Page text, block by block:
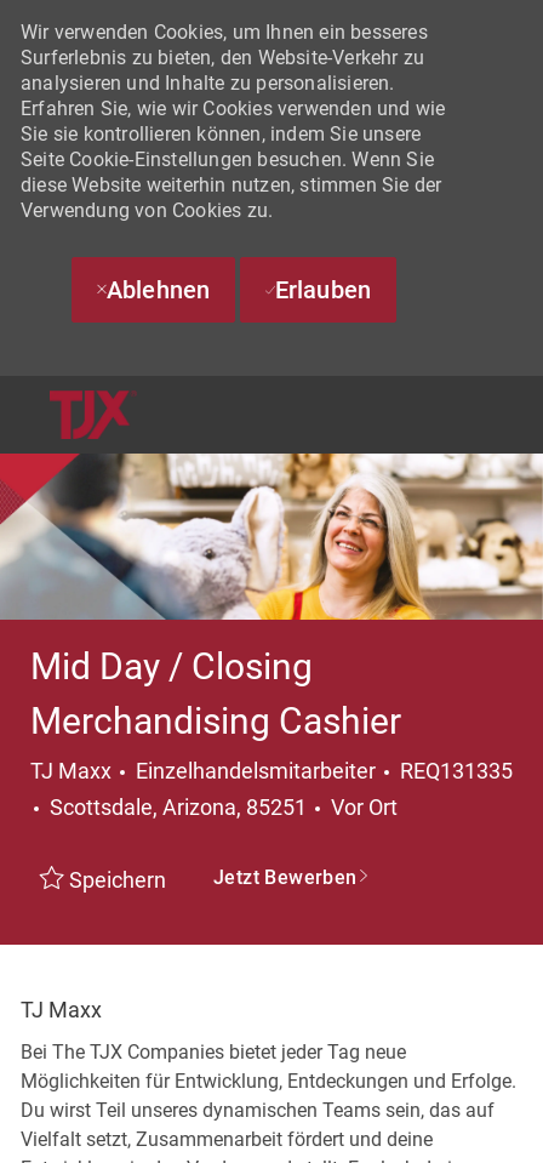
Wir verwenden Cookies, um Ihnen ein besseres
Surferlebnis zu bieten, den Website-Verkehr zu
analysieren und Inhalte zu personalisieren.
Erfahren Sie, wie wir Cookies verwenden und wie
Sie sie kontrollieren können, indem Sie unsere
Seite Cookie-Einstellungen besuchen. Wenn Sie
diese Website weiterhin nutzen, stimmen Sie der
Verwendung von Cookies zu.
Ablehnen Erlauben
Mid Day / Closing
Merchandising Cashier
TJ Maxx Kategorie
Einzelhandelsmitarbeiter
REQ131335
Ort
Scottsdale, Arizona, 85251 Vor Ort
Speichern Jetzt Bewerben
TJ Maxx
Bei The TJX Companies bietet jeder Tag neue
Möglichkeiten für Entwicklung, Entdeckungen und Erfolge.
Du wirst Teil unseres dynamischen Teams sein, das auf
Vielfalt setzt, Zusammenarbeit fördert und deine